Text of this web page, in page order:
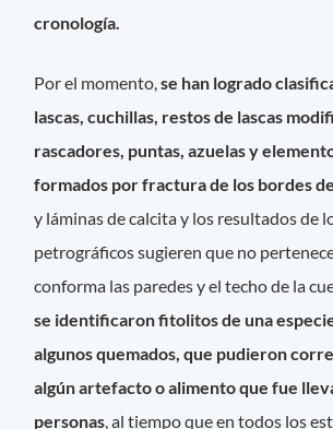
cronología.
Por el momento,se han logrado
lascas, cuchillas, restos de lascas
rascadores, puntas, azuelas y
formados por fractura de los bordes
y láminas de calcita y los resultados de
petrográficos sugieren que no
conforma las paredes y el techo de la
se identificaron fitolitos de una
algunos quemados, que pudieron
algún artefacto o alimento que fue
personas , al tiempo que en todos los